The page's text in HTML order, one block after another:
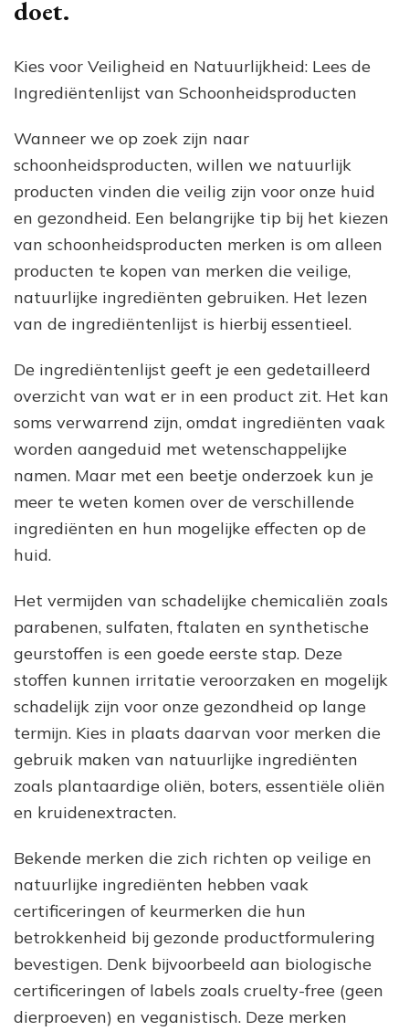
doet.
Kies voor Veiligheid en Natuurlijkheid: Lees de
Ingrediëntenlijst van Schoonheidsproducten
Wanneer we op zoek zijn naar
schoonheidsproducten, willen we natuurlijk
producten vinden die veilig zijn voor onze huid
en gezondheid. Een belangrijke tip bij het kiezen
van schoonheidsproducten merken is om alleen
producten te kopen van merken die veilige,
natuurlijke ingrediënten gebruiken. Het lezen
van de ingrediëntenlijst is hierbij essentieel.
De ingrediëntenlijst geeft je een gedetailleerd
overzicht van wat er in een product zit. Het kan
soms verwarrend zijn, omdat ingrediënten vaak
worden aangeduid met wetenschappelijke
namen. Maar met een beetje onderzoek kun je
meer te weten komen over de verschillende
ingrediënten en hun mogelijke effecten op de
huid.
Het vermijden van schadelijke chemicaliën zoals
parabenen, sulfaten, ftalaten en synthetische
geurstoffen is een goede eerste stap. Deze
stoffen kunnen irritatie veroorzaken en mogelijk
schadelijk zijn voor onze gezondheid op lange
termijn. Kies in plaats daarvan voor merken die
gebruik maken van natuurlijke ingrediënten
zoals plantaardige oliën, boters, essentiële oliën
en kruidenextracten.
Bekende merken die zich richten op veilige en
natuurlijke ingrediënten hebben vaak
certificeringen of keurmerken die hun
betrokkenheid bij gezonde productformulering
bevestigen. Denk bijvoorbeeld aan biologische
certificeringen of labels zoals cruelty-free (geen
dierproeven) en veganistisch. Deze merken